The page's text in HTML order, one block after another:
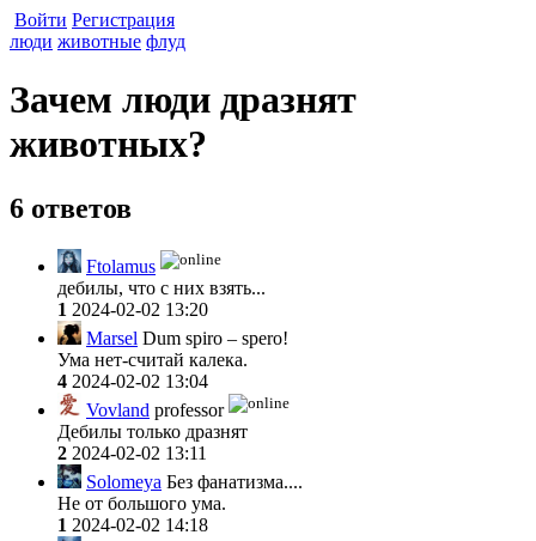
Войти Регистрация
люди животные флуд
Зачем люди дразнят
животных?
6 ответов
Ftolamus
дебилы, что с них взять...
1 2024-02-02 13:20
Marsel Dum spiro – spero!
Ума нет-считай калека.
4 2024-02-02 13:04
Vovland professor
Дебилы только дразнят
2 2024-02-02 13:11
Solomeya Без фанатизма....
Не от большого ума.
1 2024-02-02 14:18